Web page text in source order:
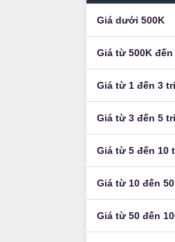
Giá dưới 500K
Giá từ 500K đến
Giá từ 1 đến 3
Giá từ 3 đến 5
Giá từ 5 đến 10
Giá từ 10 đến
Giá từ 50 đến